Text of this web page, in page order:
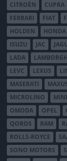
CITROËN
CUPRA
FERRARI
FIAT
HOLDEN
HONDA
ISUZU
JAC
LADA
LEVC
LEXUS
MASERATI
MICROLINO
MINI
OMODA
OPEL
QOROS
RAM
ROLLS-ROYCE
SONO MOTORS